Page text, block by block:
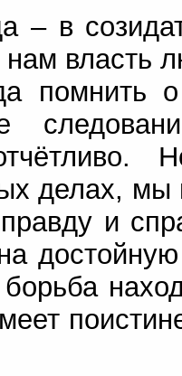
– в
власть
помнить
делах, мы
и